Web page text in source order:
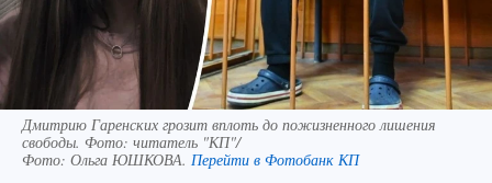
Дмитрию Гаренских грозит вплоть до пожизненного лишения
свободы. Фото: читатель "КП"/
Фото: Ольга ЮШКОВА. Перейти в Фотобанк КП